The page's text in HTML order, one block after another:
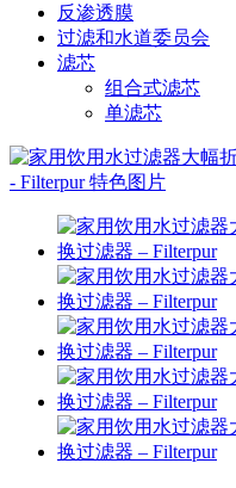
反渗透膜
过滤和水道委员会
滤芯
组合式滤芯
单滤芯